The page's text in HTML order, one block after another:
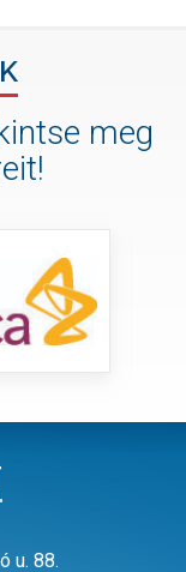
meg
u. 88.